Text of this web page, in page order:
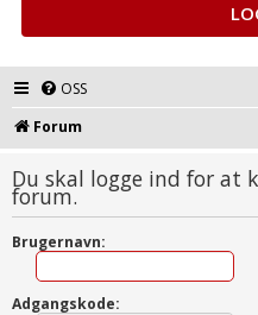
OSS
Forum
Du skal logge ind for at
forum.
Brugernavn:
Adgangskode: